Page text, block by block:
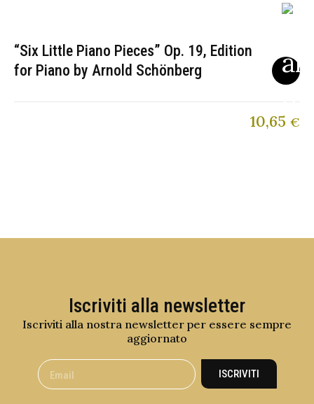
“Six Little Piano Pieces” Op. 19, Edition
for Piano by Arnold Schönberg
10,65 €
Iscriviti alla newsletter
Iscriviti alla nostra newsletter per essere sempre
aggiornato
ISCRIVITI